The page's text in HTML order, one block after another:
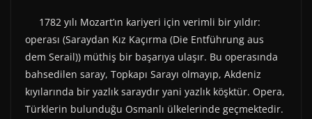
1782 yılı Mozart’ın kariyeri için verimli bir yıldır:
operası (Saraydan Kız Kaçırma (Die Entführung aus
dem Serail)) müthiş bir başarıya ulaşır. Bu operasında
bahsedilen saray, Topkapı Sarayı olmayıp, Akdeniz
kıyılarında bir yazlık saraydır yani yazlık köşktür. Opera,
Türklerin bulunduğu Osmanlı ülkelerinde geçmektedir.